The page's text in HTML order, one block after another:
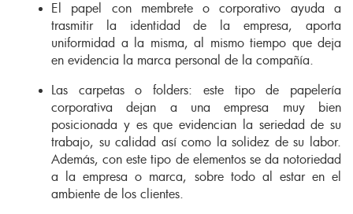
El papel con membrete o corporativo ayuda a
trasmitir la identidad de la empresa, aporta
uniformidad a la misma, al mismo tiempo que deja
en evidencia la marca personal de la compañía.
Las carpetas o folders: este tipo de papelería
corporativa dejan a una empresa muy bien
posicionada y es que evidencian la seriedad de su
trabajo, su calidad así como la solidez de su labor.
Además, con este tipo de elementos se da notoriedad
a la empresa o marca, sobre todo al estar en el
ambiente de los clientes.